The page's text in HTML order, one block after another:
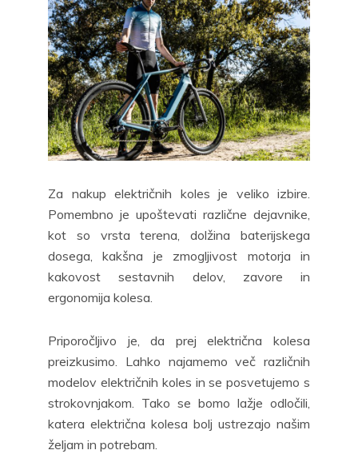
Za nakup električnih koles je veliko izbire.
Pomembno je upoštevati različne dejavnike,
kot so vrsta terena, dolžina baterijskega
dosega, kakšna je zmogljivost motorja in
kakovost sestavnih delov, zavore in
ergonomija kolesa.
Priporočljivo je, da prej električna kolesa
preizkusimo. Lahko najamemo več različnih
modelov električnih koles in se posvetujemo s
strokovnjakom. Tako se bomo lažje odločili,
katera električna kolesa bolj ustrezajo našim
željam in potrebam.